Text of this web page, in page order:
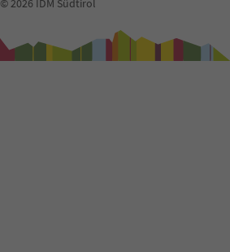
© 2026 IDM Südtirol